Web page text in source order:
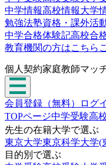
中学情報高校情報大学
勉強法塾資格・課外活
中学合格体験記高校合
教育機関の方はこちら
個人契約家庭教師マッ
会員登録（無料）
ログ
TOPページ中学受験高
先生の在籍大学で選ぶ
東京大学東京科学大学(
目的別で選ぶ